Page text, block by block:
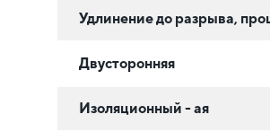
Удлинение до разрыва,
Двусторонняя
Изоляционный - ая